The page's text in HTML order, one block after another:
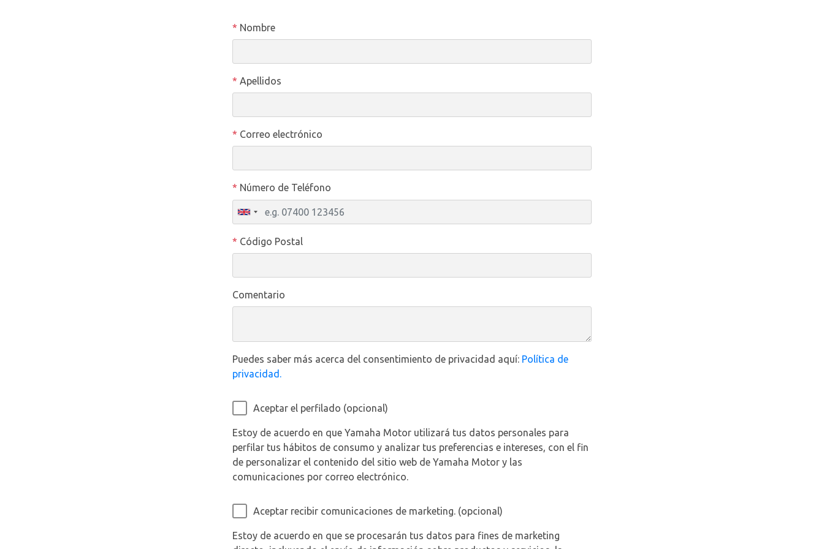
* Nombre
* Apellidos
* Correo electrónico
* Número de Teléfono
* Código Postal
Comentario
Puedes saber más acerca del consentimiento de privacidad aquí: Política de
privacidad.
Aceptar el perfilado (opcional)
Estoy de acuerdo en que Yamaha Motor utilizará tus datos personales para
perfilar tus hábitos de consumo y analizar tus preferencias e intereses, con el fin
de personalizar el contenido del sitio web de Yamaha Motor y las
comunicaciones por correo electrónico.
Aceptar recibir comunicaciones de marketing. (opcional)
Estoy de acuerdo en que se procesarán tus datos para fines de marketing